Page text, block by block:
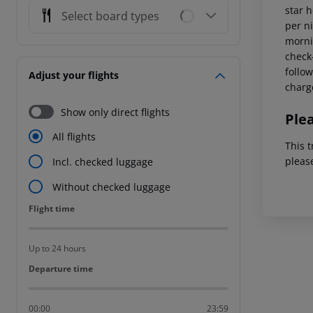
Select board types
Adjust your flights
Show only direct flights
All flights
Incl. checked luggage
Without checked luggage
Flight time
Flight time
Up to 24 hours
Departure time
Departure time
00:00 23:59
star
per
This